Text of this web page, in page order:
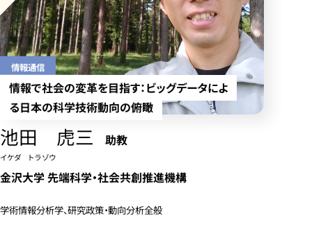
情報通信
情報で社会の変革を目指す：ビッグデータによ
る日本の科学技術動向の俯瞰
池田 虎三 助教
イケダ トラゾウ
金沢大学 先端科学・社会共創推進機構
学術情報分析学、研究政策・動向分析全般